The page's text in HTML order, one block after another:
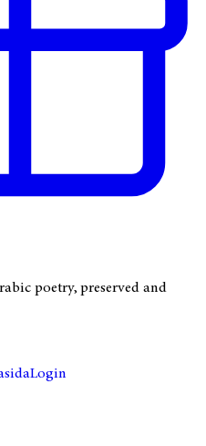
poetry, preserved and
Login